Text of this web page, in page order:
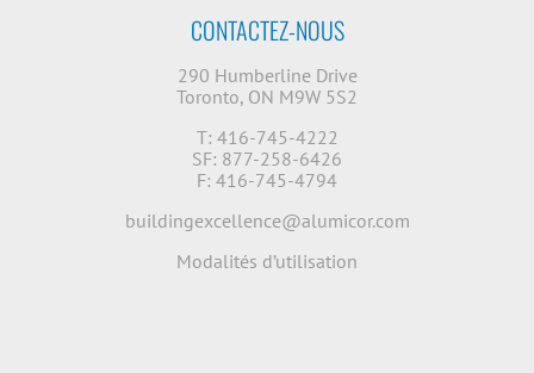
CONTACTEZ-NOUS
290 Humberline Drive
Toronto, ON M9W 5S2
T: 416-745-4222
SF: 877-258-6426
F: 416-745-4794
buildingexcellence@alumicor.com
Modalités d’utilisation